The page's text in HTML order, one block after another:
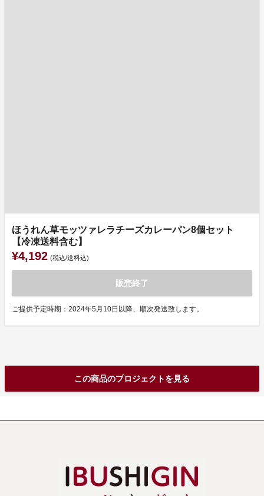
ほうれん草モッツァレラチーズカレーパン8個セット
【冷凍送料含む】
¥4,192 (税込/送料込)
販売終了
ご提供予定時期：2024年5月10日以降、順次発送致します。
この商品のプロジェクトを見る